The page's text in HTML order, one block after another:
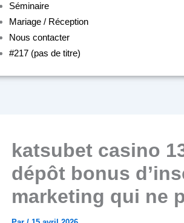
Séminaire
Mariage / Réception
Nous contacter
#217 (pas de titre)
katsubet casino
dépôt bonus
marketing qui ne